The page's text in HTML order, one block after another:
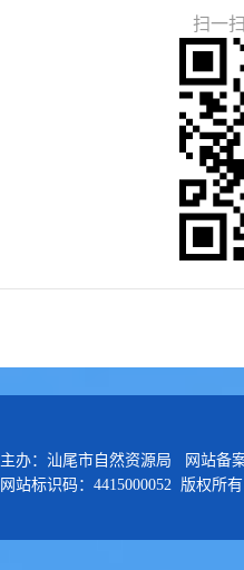
扫一
主办：汕尾市自然资源局 网站备
网站标识码：4415000052 版权所